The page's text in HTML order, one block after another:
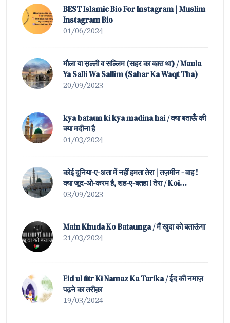
BEST Islamic Bio For Instagram | Muslim
Instagram Bio
01/06/2024
मौला या स़ल्ली व सल्लिम (सहर का वक़्त था) / Maula
Ya Salli Wa Sallim (Sahar Ka Waqt Tha)
20/09/2023
kya bataun ki kya madina hai / क्या बताऊँ की
क्या मदीना है
01/03/2024
कोई दुनिया-ए-अता में नहीं हमता तेरा | तज़मीन - वाह !
क्या जूद-ओ-करम है, शह-ए-बतहा ! तेरा / Koi
Duniya-e-Ata Mein Nahin Hamta Tera |
03/09/2023
Main Khuda Ko Bataunga / मैं खुदा को बताऊंगा
21/03/2024
Eid ul fitr Ki Namaz Ka Tarika / ईद की नमाज़
पढ़ने का तरीक़ा
19/03/2024